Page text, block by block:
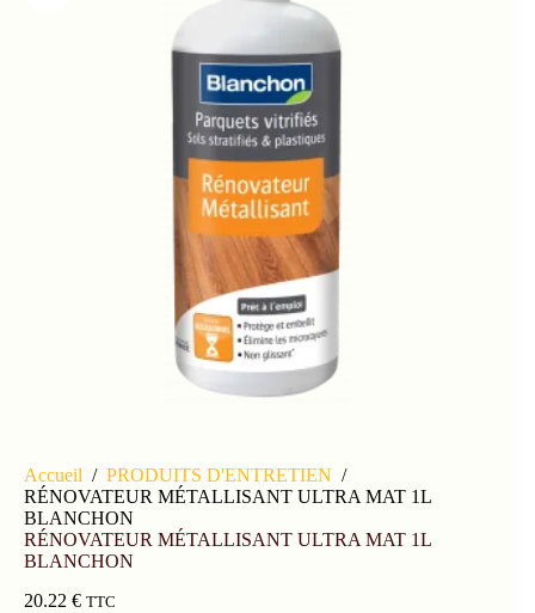
Accueil / PRODUITS D'ENTRETIEN /
RÉNOVATEUR MÉTALLISANT ULTRA MAT 1L
BLANCHON
RÉNOVATEUR MÉTALLISANT ULTRA MAT 1L
BLANCHON
20.22 € TTC